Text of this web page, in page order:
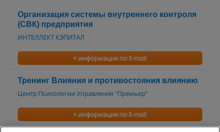
Организация системы внутреннего контроля
(СВК) предприятия
ИНТЕЛЛЕКТ КЭПИТАЛ
+ информация по E-mail
Тренинг Влияния и противостояния влиянию
Центр Психологии Управления "Премьер"
+ информация по E-mail